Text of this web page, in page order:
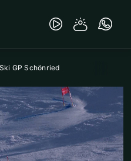
GP Schönried